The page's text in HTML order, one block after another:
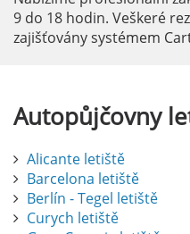
9 do 18 hodin. Veškeré
zajišťovány systémem
Autopůjčovny
Alicante letiště
Barcelona letiště
Berlín - Tegel letiště
Curych letiště